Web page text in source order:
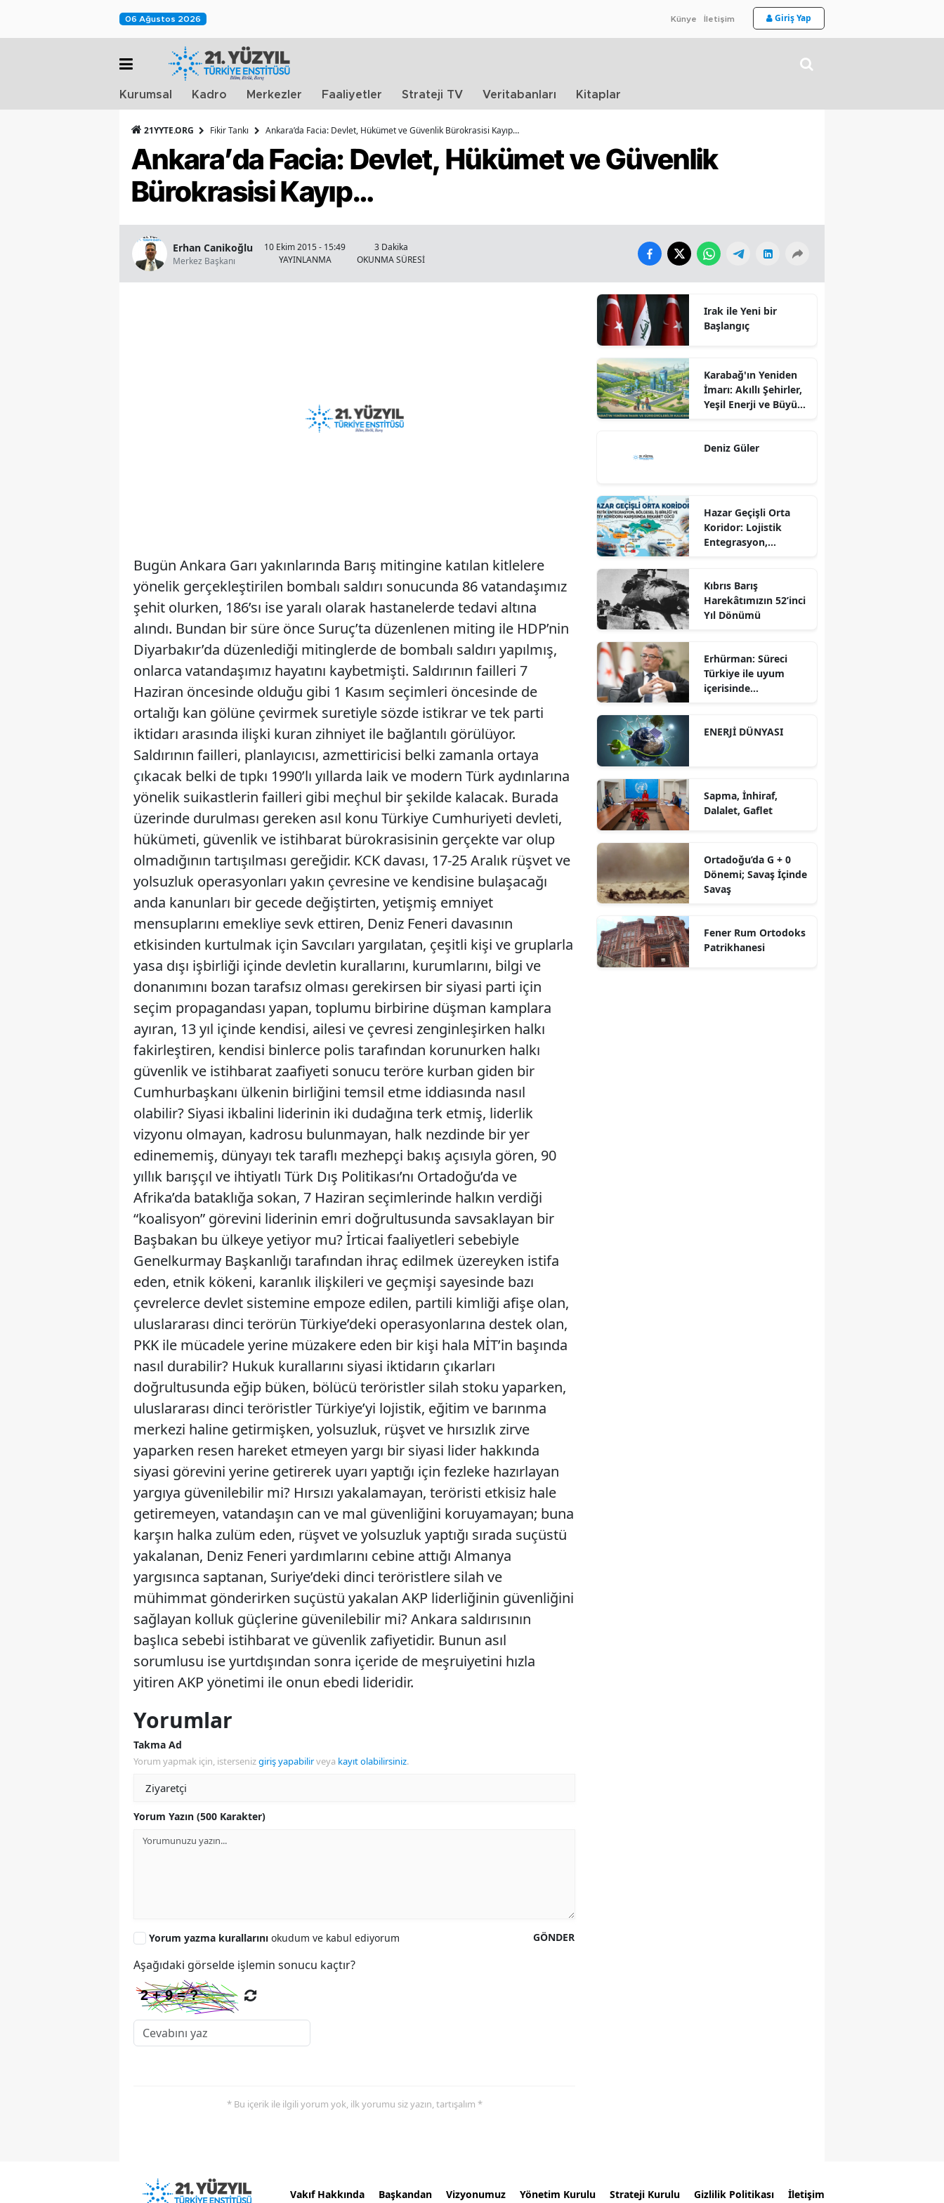
06 Ağustos 2026 Künye İletişim Giriş Yap
Kurumsal Kadro Merkezler Faaliyetler Strateji TV Veritabanları Kitaplar
21YYTE.ORG Fikir Tankı Ankara’da Facia: Devlet, Hükümet ve Güvenlik Bürokrasisi Kayıp…
Ankara’da Facia: Devlet, Hükümet ve Güvenlik
Bürokrasisi Kayıp…
Erhan Canikoğlu
Merkez Başkanı
10 Ekim 2015 - 15:49
YAYINLANMA
3 Dakika
OKUNMA SÜRESİ
Bugün Ankara Garı yakınlarında Barış mitingine katılan kitlelere
yönelik gerçekleştirilen bombalı saldırı sonucunda 86 vatandaşımız
şehit olurken, 186’sı ise yaralı olarak hastanelerde tedavi altına
alındı. Bundan bir süre önce Suruç’ta düzenlenen miting ile HDP’nin
Diyarbakır’da düzenlediği mitinglerde de bombalı saldırı yapılmış,
onlarca vatandaşımız hayatını kaybetmişti. Saldırının failleri 7
Haziran öncesinde olduğu gibi 1 Kasım seçimleri öncesinde de
ortalığı kan gölüne çevirmek suretiyle sözde istikrar ve tek parti
iktidarı arasında ilişki kuran zihniyet ile bağlantılı görülüyor.
Saldırının failleri, planlayıcısı, azmettiricisi belki zamanla ortaya
çıkacak belki de tıpkı 1990’lı yıllarda laik ve modern Türk aydınlarına
yönelik suikastlerin failleri gibi meçhul bir şekilde kalacak. Burada
üzerinde durulması gereken asıl konu Türkiye Cumhuriyeti devleti,
hükümeti, güvenlik ve istihbarat bürokrasisinin gerçekte var olup
olmadığının tartışılması gereğidir. KCK davası, 17-25 Aralık rüşvet ve
yolsuzluk operasyonları yakın çevresine ve kendisine bulaşacağı
anda kanunları bir gecede değiştirten, yetişmiş emniyet
mensuplarını emekliye sevk ettiren, Deniz Feneri davasının
etkisinden kurtulmak için Savcıları yargılatan, çeşitli kişi ve gruplarla
yasa dışı işbirliği içinde devletin kurallarını, kurumlarını, bilgi ve
donanımını bozan tarafsız olması gerekirsen bir siyasi parti için
seçim propagandası yapan, toplumu birbirine düşman kamplara
ayıran, 13 yıl içinde kendisi, ailesi ve çevresi zenginleşirken halkı
fakirleştiren, kendisi binlerce polis tarafından korunurken halkı
güvenlik ve istihbarat zaafiyeti sonucu teröre kurban giden bir
Cumhurbaşkanı ülkenin birliğini temsil etme iddiasında nasıl
olabilir? Siyasi ikbalini liderinin iki dudağına terk etmiş, liderlik
vizyonu olmayan, kadrosu bulunmayan, halk nezdinde bir yer
edinememiş, dünyayı tek taraflı mezhepçi bakış açısıyla gören, 90
yıllık barışçıl ve ihtiyatlı Türk Dış Politikası’nı Ortadoğu’da ve
Afrika’da bataklığa sokan, 7 Haziran seçimlerinde halkın verdiği
“koalisyon” görevini liderinin emri doğrultusunda savsaklayan bir
Başbakan bu ülkeye yetiyor mu? İrticai faaliyetleri sebebiyle
Genelkurmay Başkanlığı tarafından ihraç edilmek üzereyken istifa
eden, etnik kökeni, karanlık ilişkileri ve geçmişi sayesinde bazı
çevrelerce devlet sistemine empoze edilen, partili kimliği afişe olan,
uluslararası dinci terörün Türkiye’deki operasyonlarına destek olan,
PKK ile mücadele yerine müzakere eden bir kişi hala MİT’in başında
nasıl durabilir? Hukuk kurallarını siyasi iktidarın çıkarları
doğrultusunda eğip büken, bölücü teröristler silah stoku yaparken,
uluslararası dinci teröristler Türkiye’yi lojistik, eğitim ve barınma
merkezi haline getirmişken, yolsuzluk, rüşvet ve hırsızlık zirve
yaparken resen hareket etmeyen yargı bir siyasi lider hakkında
siyasi görevini yerine getirerek uyarı yaptığı için fezleke hazırlayan
yargıya güvenilebilir mi? Hırsızı yakalamayan, teröristi etkisiz hale
getiremeyen, vatandaşın can ve mal güvenliğini koruyamayan; buna
karşın halka zulüm eden, rüşvet ve yolsuzluk yaptığı sırada suçüstü
yakalanan, Deniz Feneri yardımlarını cebine attığı Almanya
yargısınca saptanan, Suriye’deki dinci teröristlere silah ve
mühimmat gönderirken suçüstü yakalan AKP liderliğinin güvenliğini
sağlayan kolluk güçlerine güvenilebilir mi? Ankara saldırısının
başlıca sebebi istihbarat ve güvenlik zafiyetidir. Bunun asıl
sorumlusu ise yurtdışından sonra içeride de meşruiyetini hızla
yitiren AKP yönetimi ile onun ebedi lideridir.
Yorumlar
Takma Ad
Yorum yapmak için, istersenizgiriş yapabilirveya kayıt olabilirsiniz.
Yorum Yazın (500 Karakter)
GÖNDER
Yorum yazma kurallarını okudum ve kabul ediyorum
Aşağıdaki görselde işlemin sonucu kaçtır?
* Bu içerik ile ilgili yorum yok, ilk yorumu siz yazın, tartışalım *
Irak ile Yeni bir
Başlangıç
Karabağ'ın Yeniden
İmarı: Akıllı Şehirler,
Yeşil Enerji ve Büyük
Sürdürülebilir
Deniz Güler
Hazar Geçişli Orta
Koridor: Lojistik
Entegrasyon,
Karşısında Rekabet
Gücü
Kıbrıs Barış
Harekâtımızın 52’inci
Yıl Dönümü
Erhürman: Süreci
Türkiye ile uyum
içerisinde
ENERJİ DÜNYASI
Sapma, İnhiraf,
Dalalet, Gaflet
Ortadoğu’da G + 0
Dönemi; Savaş İçinde
Savaş
Fener Rum Ortodoks
Patrikhanesi
Vakıf Hakkında Başkandan Vizyonumuz Yönetim Kurulu Strateji Kurulu Gizlilik Politikası İletişim